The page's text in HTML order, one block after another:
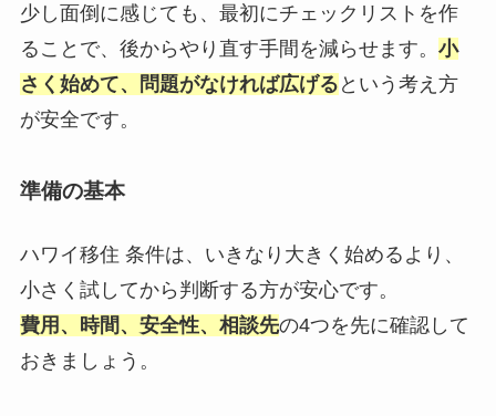
少し面倒に感じても、最初にチェックリストを作
ることで、後からやり直す手間を減らせます。 小
さく始めて、問題がなければ広げる という考え方
が安全です。
準備の基本
ハワイ移住 条件は、いきなり大きく始めるより、
小さく試してから判断する方が安心です。
費用、時間、安全性、相談先の4つを先に確認して
おきましょう。